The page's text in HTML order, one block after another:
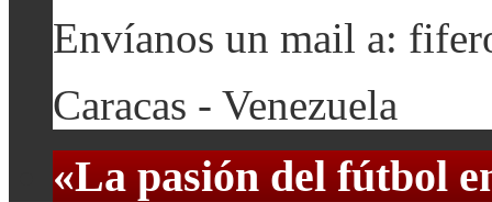
Envíanos un mail a:
Caracas - Venezuela
«La pasión del fútbol